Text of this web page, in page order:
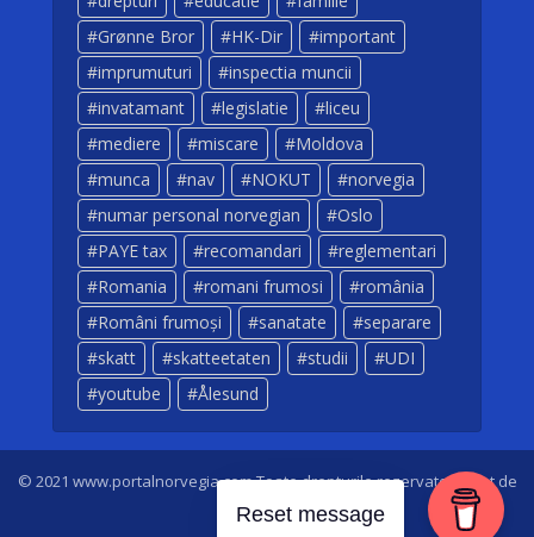
Grønne Bror
HK-Dir
important
imprumuturi
inspectia muncii
invatamant
legislatie
liceu
mediere
miscare
Moldova
munca
nav NOKUT
norvegia
numar personal norvegian
Oslo
PAYE tax
recomandari
reglementari
Romania
romani frumosi
românia
Români frumoși
sanatate
separare
skatt
skatteetaten studii
UDI
youtube
Ålesund
© 2021 www.portalnorvegia.com Toate drepturile rezervate. Creat de
Dan Sarbei
Reset message